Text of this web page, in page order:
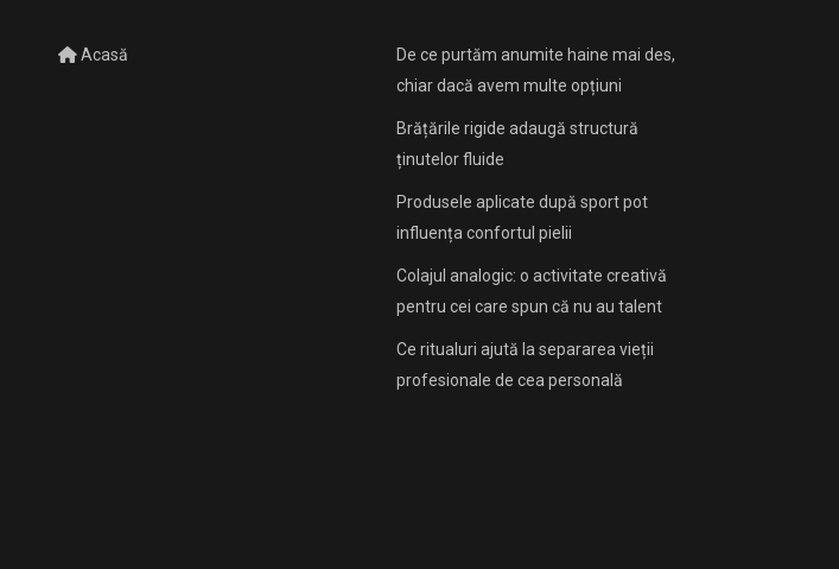
Acasă
De ce purtăm anumite haine mai des,
chiar dacă avem multe opțiuni
Brățările rigide adaugă structură
ținutelor fluide
Produsele aplicate după sport pot
influența confortul pielii
Colajul analogic: o activitate creativă
pentru cei care spun că nu au talent
Ce ritualuri ajută la separarea vieții
profesionale de cea personală